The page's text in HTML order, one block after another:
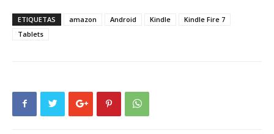
ETIQUETAS amazon Android Kindle
Kindle Fire 7
Tablets